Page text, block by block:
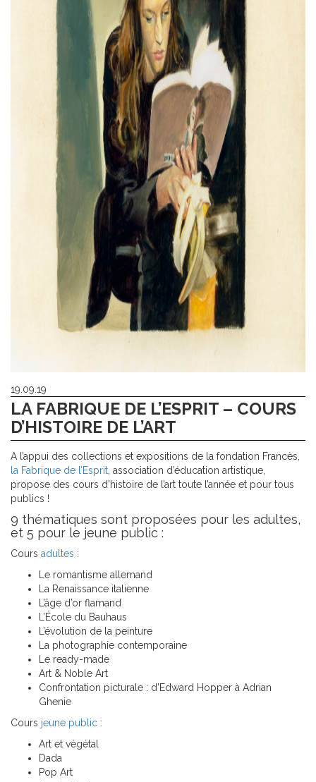
19.09.19
LA FABRIQUE DE L’ESPRIT – COURS
D’HISTOIRE DE L’ART
A l’appui des collections et expositions de la fondation Francès,
la Fabrique de l’Esprit , association d’éducation artistique,
propose des cours d’histoire de l’art toute l’année et pour tous
publics !
9 thématiques sont proposées pour les adultes,
et 5 pour le jeune public :
Cours adultes :
Le romantisme allemand
La Renaissance italienne
L’âge d’or flamand
L’École du Bauhaus
L’évolution de la peinture
La photographie contemporaine
Le ready-made
Art & Noble Art
Confrontation picturale : d’Edward Hopper à Adrian
Ghenie
Cours jeune public :
Art et végétal
Dada
Pop Art